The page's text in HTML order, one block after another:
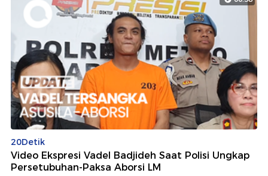
20Detik
Video Ekspresi Vadel Badjideh Saat Polisi Ungkap
Persetubuhan-Paksa Aborsi LM